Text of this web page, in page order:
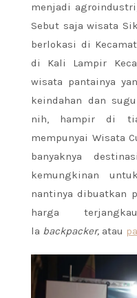
menjadi
Sebut saja wisata
berlokasi di
di Kali Lampir
wisata pantainya
keindahan dan
nih, hampir di
mempunyai Wisata
banyaknya
kemungkinan
nantinya dibuatkan
harga
la backpacker, atau